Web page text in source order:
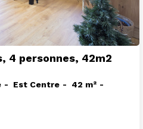
4 personnes, 42m2
Est Centre 42 m²